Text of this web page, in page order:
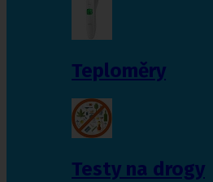
Teploměry
Testy na drogy